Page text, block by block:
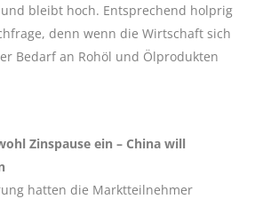
bleibt hoch. Entsprechend holprig
denn wenn die Wirtschaft sich
Bedarf an Rohöl und Ölprodukten
Zinspause ein – China will
hatten die Marktteilnehmer